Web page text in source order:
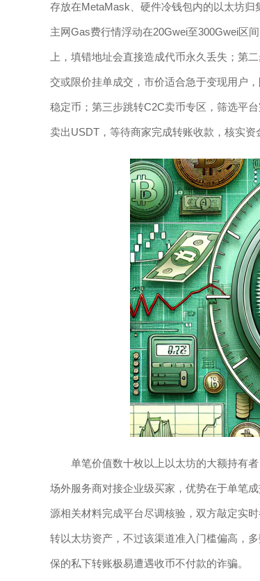
存放在MetaMask、硬件冷钱包内的以太坊
主网Gas费行情浮动在20Gwei至300Gwei区
上，填错地址会直接造成代币永久丢失；第
交或限价挂单成交，市价适合急于变现用户
稳定币；第三步跳转C2C卖币专区，筛选平
卖出USDT，等待商家完成转账收款，核实资
单笔价值数十枚以上以太坊的大额持有
场外服务商对接企业级买家，优势在于单笔
源相关材料完成平台尽调核验，双方敲定实
转以太坊资产，不过该渠道准入门槛偏高，
保的私下转账极易遭遇收币不付款的诈骗。